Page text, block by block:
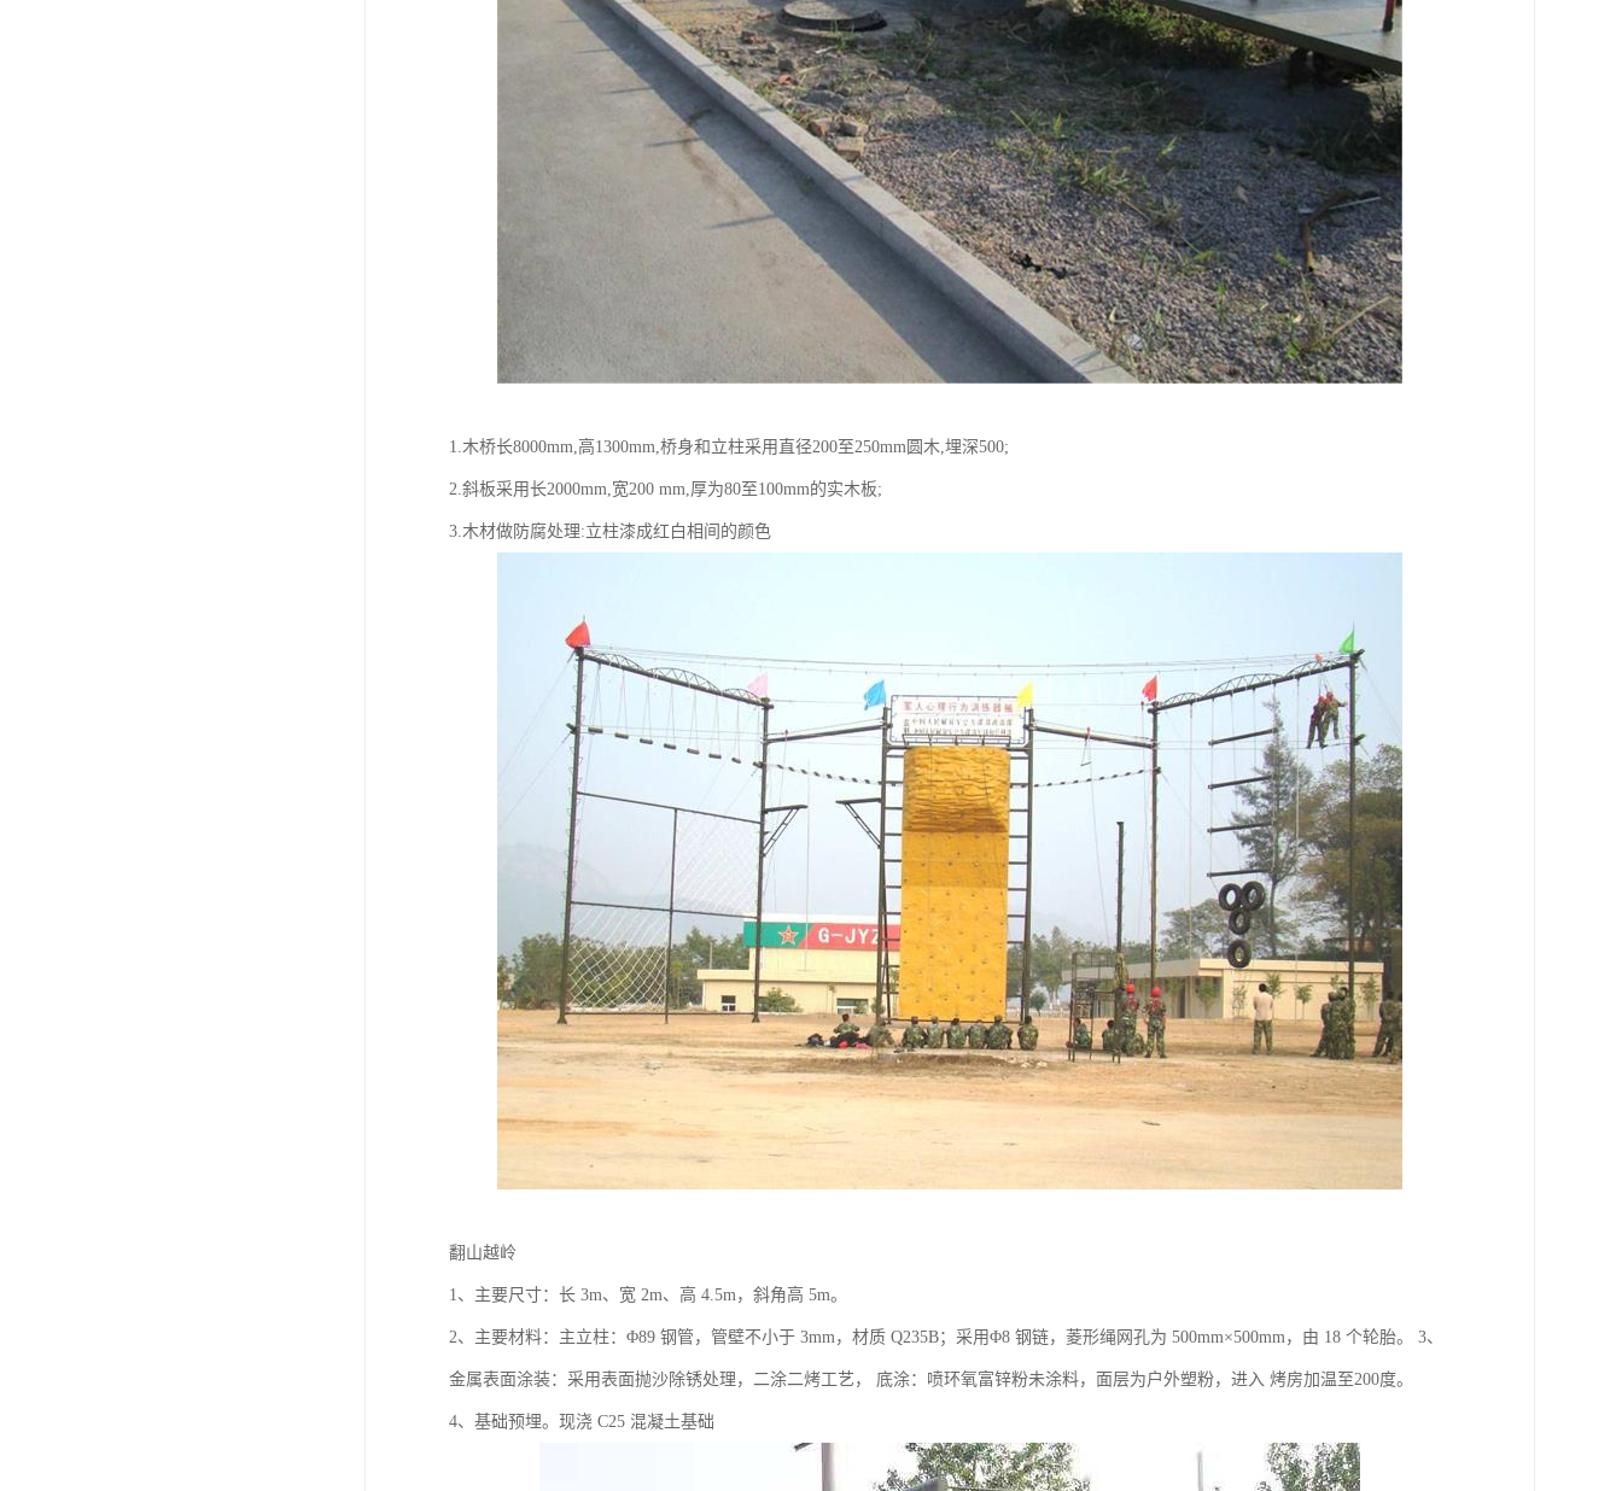
1.木桥长8000mm,高1300mm,桥身和立柱采用直径200至250mm圆木,埋深500;
2.斜板采用长2000mm,宽200 mm,厚为80至100mm的实木板;
3.木材做防腐处理:立柱漆成红白相间的颜色
翻山越岭
1、主要尺寸：长 3m、宽 2m、高 4.5m，斜角高 5m。
2、主要材料：主立柱：Φ89 钢管，管壁不小于 3mm，材质 Q235B；采用Φ8 钢链，菱形绳网孔为 500mm×500mm，由 18 个轮胎。 3、
金属表面涂装：采用表面抛沙除锈处理，二涂二烤工艺， 底涂：喷环氧富锌粉未涂料，面层为户外塑粉，进入 烤房加温至200度。
4、基础预埋。现浇 C25 混凝土基础